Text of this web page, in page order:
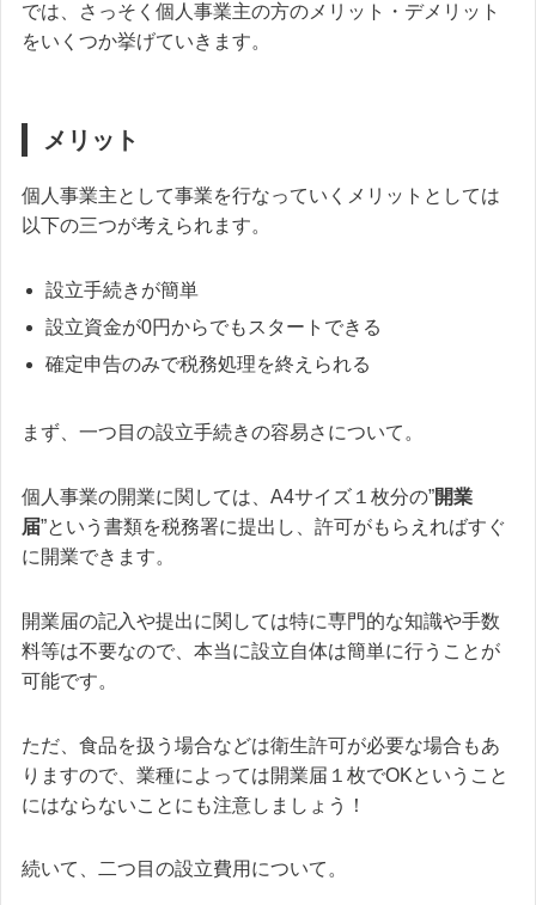
では、さっそく個人事業主の方のメリット・デメリット
をいくつか挙げていきます。
メリット
個人事業主として事業を行なっていくメリットとしては
以下の三つが考えられます。
設立手続きが簡単
設立資金が0円からでもスタートできる
確定申告のみで税務処理を終えられる
まず、一つ目の設立手続きの容易さについて。
個人事業の開業に関しては、A4サイズ１枚分の”開業
届”という書類を税務署に提出し、許可がもらえればすぐ
に開業できます。
開業届の記入や提出に関しては特に専門的な知識や手数
料等は不要なので、本当に設立自体は簡単に行うことが
可能です。
ただ、食品を扱う場合などは衛生許可が必要な場合もあ
りますので、業種によっては開業届１枚でOKということ
にはならないことにも注意しましょう！
続いて、二つ目の設立費用について。